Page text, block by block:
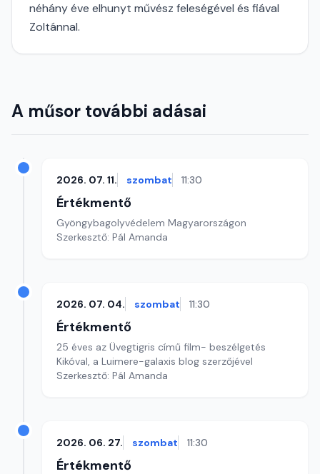
néhány éve elhunyt művész feleségével és fiával
Zoltánnal.
A műsor további adásai
2026. 07. 11. szombat 11:30
Értékmentő
Gyöngybagolyvédelem Magyarországon
Szerkesztő: Pál Amanda
2026. 07. 04. szombat 11:30
Értékmentő
25 éves az Üvegtigris című film- beszélgetés
Kikóval, a Luimere-galaxis blog szerzőjével
Szerkesztő: Pál Amanda
2026. 06. 27. szombat 11:30
Értékmentő